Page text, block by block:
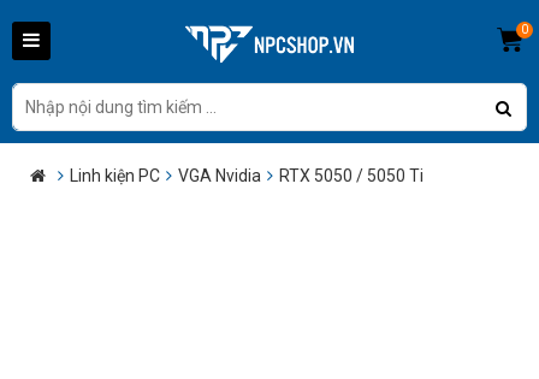
0
Linh kiện PC VGA Nvidia RTX 5050 / 5050 Ti